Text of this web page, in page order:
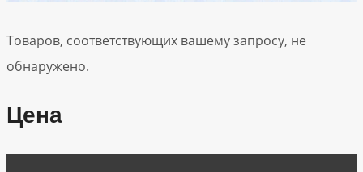
Товаров, соответствующих вашему запросу, не
обнаружено.
Цена